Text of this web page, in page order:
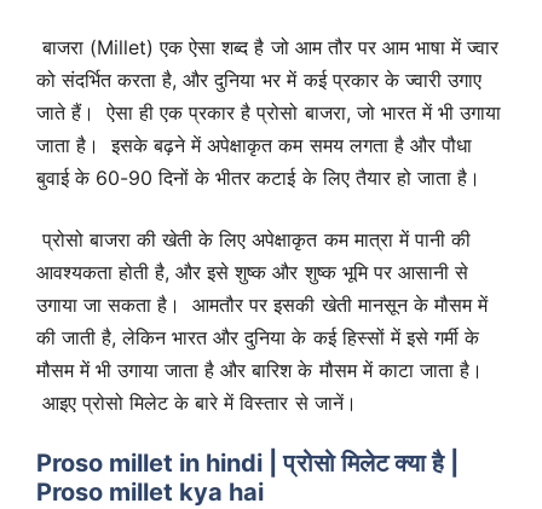
बाजरा (Millet) एक ऐसा शब्द है जो आम तौर पर आम भाषा में ज्वार
को संदर्भित करता है, और दुनिया भर में कई प्रकार के ज्वारी उगाए
जाते हैं। ऐसा ही एक प्रकार है प्रोसो बाजरा, जो भारत में भी उगाया
जाता है। इसके बढ़ने में अपेक्षाकृत कम समय लगता है और पौधा
बुवाई के 60-90 दिनों के भीतर कटाई के लिए तैयार हो जाता है।
प्रोसो बाजरा की खेती के लिए अपेक्षाकृत कम मात्रा में पानी की
आवश्यकता होती है, और इसे शुष्क और शुष्क भूमि पर आसानी से
उगाया जा सकता है। आमतौर पर इसकी खेती मानसून के मौसम में
की जाती है, लेकिन भारत और दुनिया के कई हिस्सों में इसे गर्मी के
मौसम में भी उगाया जाता है और बारिश के मौसम में काटा जाता है।
आइए प्रोसो मिलेट के बारे में विस्तार से जानें।
Proso millet in hindi |प्रोसो मिलेट क्या है |
Proso millet kya hai